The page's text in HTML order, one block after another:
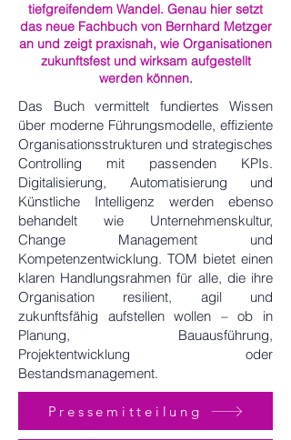
tiefgreifendem Wandel. Genau hier setzt
das neue Fachbuch von Bernhard Metzger
an und zeigt praxisnah, wie Organisationen
zukunftsfest und wirksam aufgestellt
werden können.
Das Buch vermittelt fundiertes Wissen
über moderne Führungsmodelle, effiziente
Organisationsstrukturen und strategisches
Controlling mit passenden KPIs.
Digitalisierung, Automatisierung und
Künstliche Intelligenz werden ebenso
behandelt wie Unternehmenskultur,
Change Management und
Kompetenzentwicklung. TOM bietet einen
klaren Handlungsrahmen für alle, die ihre
Organisation resilient, agil und
zukunftsfähig aufstellen wollen – ob in
Planung, Bauausführung,
Projektentwicklung oder
Bestandsmanagement.
Pressemitteilung